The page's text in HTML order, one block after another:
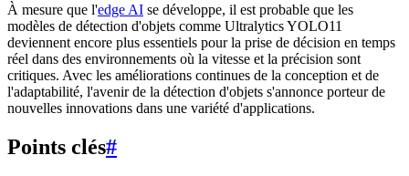
À mesure que l'edge AI se développe, il est probable que les
modèles de détection d'objets comme Ultralytics YOLO11
deviennent encore plus essentiels pour la prise de décision en temps
réel dans des environnements où la vitesse et la précision sont
critiques. Avec les améliorations continues de la conception et de
l'adaptabilité, l'avenir de la détection d'objets s'annonce porteur de
nouvelles innovations dans une variété d'applications.
Points clés#